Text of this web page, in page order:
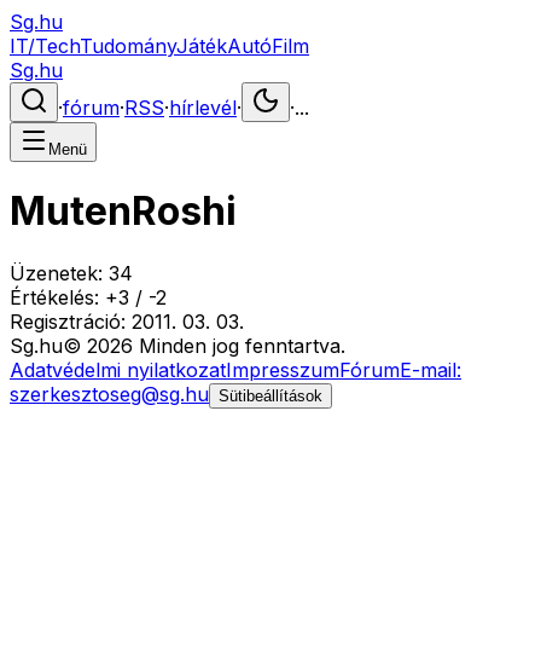
Sg.hu
IT/TechTudományJátékAutóFilm
Sg.hu
·fórum·RSS·hírlevél· ·...
Menü
MutenRoshi
Üzenetek: 34
Értékelés: +3 / -2
Regisztráció: 2011. 03. 03.
Sg.hu© 2026 Minden jog fenntartva.
Adatvédelmi nyilatkozatImpresszumFórumE-mail:
szerkesztoseg@sg.hu Sütibeállítások